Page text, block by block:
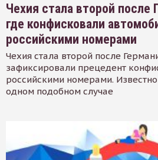
Чехия стала второй после
где конфисковали
российскими номерами
Чехия стала второй после
зафиксировали прецедент
российскими номерами.
одном подобном случае